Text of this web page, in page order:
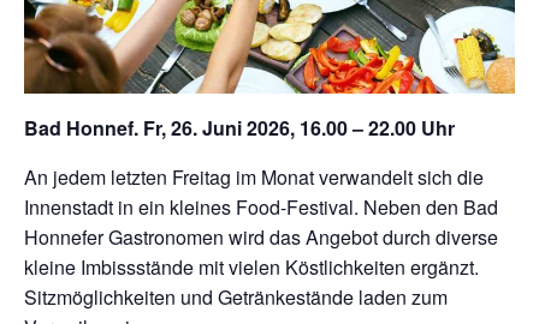
Bad Honnef. Fr, 26. Juni 2026, 16.00 – 22.00 Uhr
An jedem letzten Freitag im Monat verwandelt sich die
Innenstadt in ein kleines Food-Festival. Neben den Bad
Honnefer Gastronomen wird das Angebot durch diverse
kleine Imbissstände mit vielen Köstlichkeiten ergänzt.
Sitzmöglichkeiten und Getränkestände laden zum